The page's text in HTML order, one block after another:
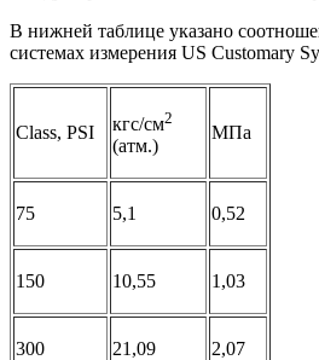
В нижней таблице указано
системах измерения US Customary
Class, PSI кгс/см2
(атм.)
МПа
75 5,1 0,52
150 10,55 1,03
300 21,09 2,07